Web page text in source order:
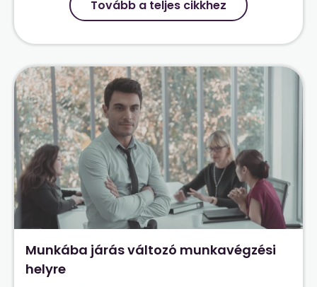
Tovább a teljes cikkhez
Munkába járás változó munkavégzési
helyre